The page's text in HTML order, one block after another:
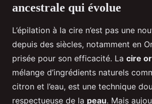
ancestrale qui évolue
L’épilation à la cire n’est pas une
depuis des siècles, notamment en
prisée pour son efficacité. La cire
mélange d’ingrédients naturels
citron et l’eau, est une technique
respectueuse de la peau. Mais